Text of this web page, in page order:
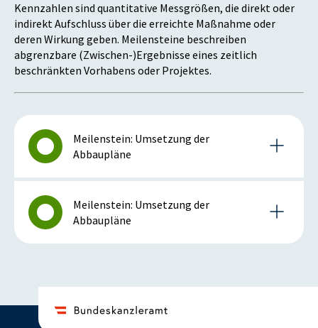
Kennzahlen sind quantitative Messgrößen, die direkt oder
indirekt Aufschluss über die erreichte Maßnahme oder
deren Wirkung geben. Meilensteine beschreiben
abgrenzbare (Zwischen-)Ergebnisse eines zeitlich
beschränkten Vorhabens oder Projektes.
Meilenstein: Umsetzung der
Abbaupläne
Details zum Meilenstein
2019
Istzustand (2019)
Es war im Jahr 2019 keine weitere Zuführung
erforderlich.
Meilenstein: Umsetzung der
Abbaupläne
2019